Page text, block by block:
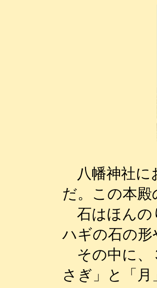
八幡神社に
だ。この本
石はほんの
ハギの石の
その中に、
さぎ」と「